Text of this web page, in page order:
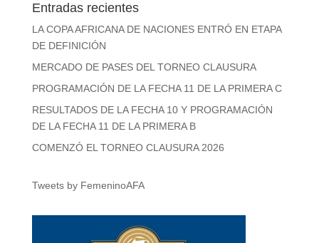
Entradas recientes
LA COPA AFRICANA DE NACIONES ENTRÓ EN ETAPA
DE DEFINICIÓN
MERCADO DE PASES DEL TORNEO CLAUSURA
PROGRAMACIÓN DE LA FECHA 11 DE LA PRIMERA C
RESULTADOS DE LA FECHA 10 Y PROGRAMACIÓN
DE LA FECHA 11 DE LA PRIMERA B
COMENZÓ EL TORNEO CLAUSURA 2026
Tweets by FemeninoAFA